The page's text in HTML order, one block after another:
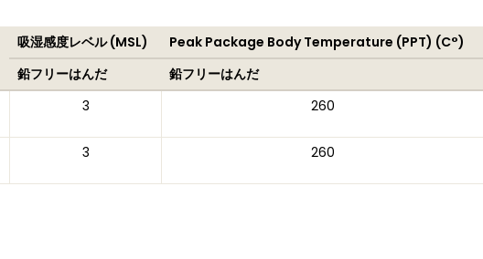
吸湿感度レベル (MSL) Peak Package Body Temperature (PPT) (C°)
鉛フリーはんだ
鉛フリーはんだ
3 260
3 260